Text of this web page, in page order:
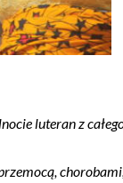
luteran z